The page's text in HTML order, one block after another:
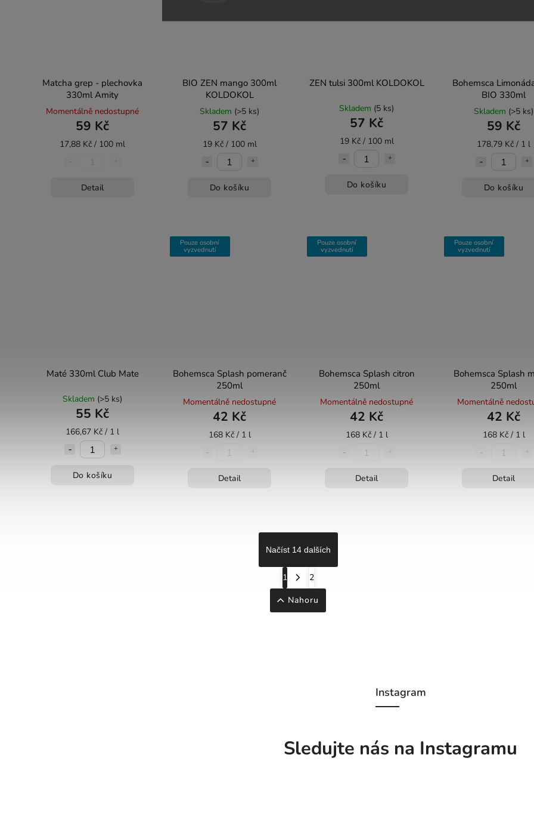
Matcha grep - plechovka
330ml Amity
Momentálně nedostupné
59 Kč
17,88 Kč / 100 ml
Detail
BIO ZEN mango 300ml
KOLDOKOL
Skladem (>5 ks)
57 Kč
19 Kč / 100 ml
Do košíku
ZEN tulsi 300ml KOLDOKOL
Skladem (5 ks)
57 Kč
19 Kč / 100 ml
Do košíku
Bohemsca
BIO 330ml
Skladem (>5 ks)
59 Kč
178,79 Kč / 1 l
Do košíku
Maté 330ml Club Mate
Skladem (>5 ks)
55 Kč
166,67 Kč / 1 l
Do košíku
Pouze osobní
vyzvednutí
Bohemsca Splash pomeranč
250ml
Momentálně nedostupné
42 Kč
168 Kč / 1 l
Detail
Pouze osobní
vyzvednutí
Bohemsca Splash citron
250ml
Momentálně nedostupné
42 Kč
168 Kč / 1 l
Detail
Pouze osobní
vyzvednutí
Bohemsca Splash
250ml
Momentálně
42 Kč
168 Kč / 1 l
Detail
Načíst 14 dalších
1
2
Nahoru
Instagram
Sledujte nás na Instagramu